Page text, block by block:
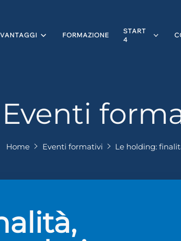
VANTAGGI FORMAZIONE
START
4
Eventi
Home Eventi formativi Le holding: